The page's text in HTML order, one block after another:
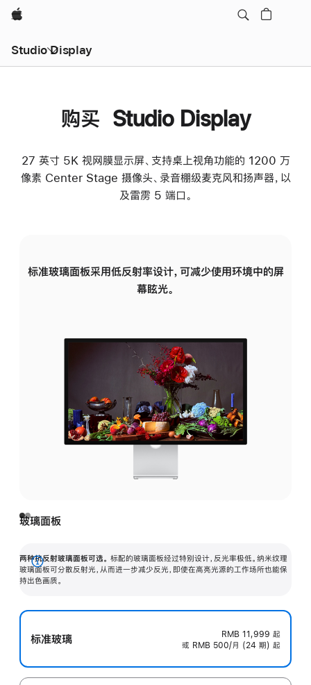
Apple
Studio Display
购买 Studio Display
27 英寸 5K 视网膜显示屏、支持桌上视角功能的 1200 万
像素 Center Stage 摄像头、录音棚级麦克风和扬声器，以
及雷雳 5 端口。
标准玻璃面板采用低反射率设计，可减少使用环境中的屏
幕眩光。
玻璃面板
两种抗反射玻璃面板可选。 标配的玻璃面板经过特别设计，反光率极低。纳米纹理
玻璃面板可分散反射光，从而进一步减少反光，即使在高亮光源的工作场所也能保
持出色画质。
展
开
标准玻璃 RMB 11,999 起
或 RMB 500/月 (24 期) 起